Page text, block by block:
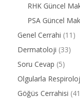
RHK Güncel
PSA Güncel
Genel Cerrahi (11)
Dermatoloji (33)
Soru Cevap (5)
Olgularla
Göğüs Cerrahisi